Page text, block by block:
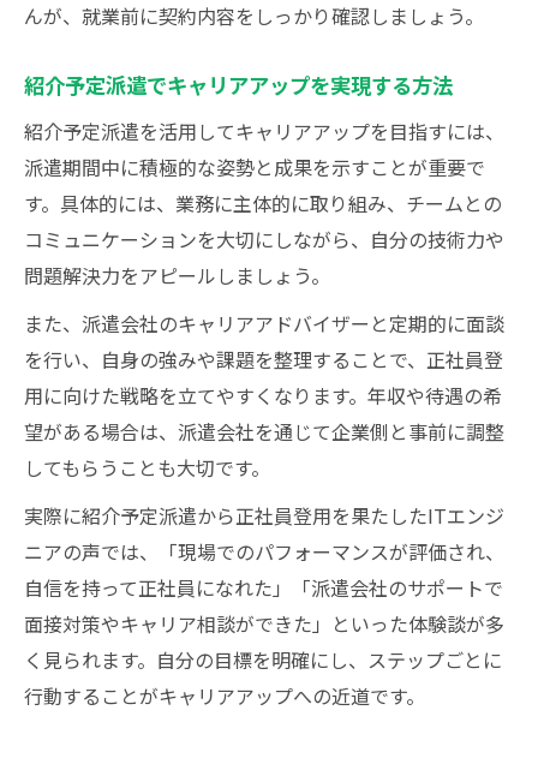
んが、就業前に契約内容をしっかり確認しましょう。
紹介予定派遣でキャリアアップを実現する方法
紹介予定派遣を活用してキャリアアップを目指すには、
派遣期間中に積極的な姿勢と成果を示すことが重要で
す。具体的には、業務に主体的に取り組み、チームとの
コミュニケーションを大切にしながら、自分の技術力や
問題解決力をアピールしましょう。
また、派遣会社のキャリアアドバイザーと定期的に面談
を行い、自身の強みや課題を整理することで、正社員登
用に向けた戦略を立てやすくなります。年収や待遇の希
望がある場合は、派遣会社を通じて企業側と事前に調整
してもらうことも大切です。
実際に紹介予定派遣から正社員登用を果たしたITエンジ
ニアの声では、「現場でのパフォーマンスが評価され、
自信を持って正社員になれた」「派遣会社のサポートで
面接対策やキャリア相談ができた」といった体験談が多
く見られます。自分の目標を明確にし、ステップごとに
行動することがキャリアアップへの近道です。